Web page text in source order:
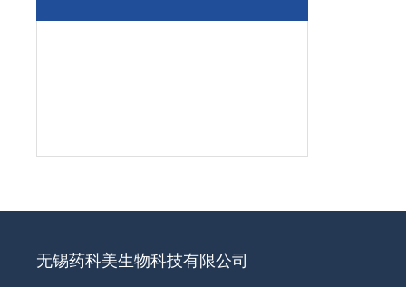
无锡药科美生物科技有限公司